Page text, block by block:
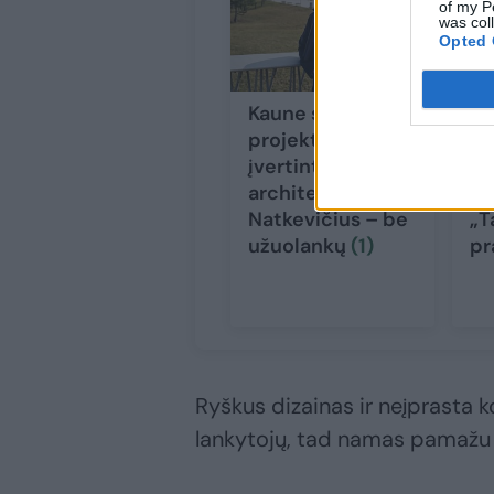
of my
was
Opted
Kaune sunku rasti
projektą be jo:
įvertintas
architektas G.
Natkevičius – be
užuolankų (1)
Ryškus dizainas ir neįprasta
lankytojų, tad namas